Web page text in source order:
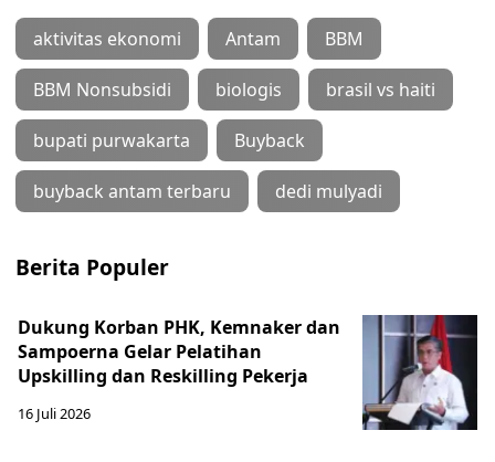
aktivitas ekonomi Antam BBM
BBM Nonsubsidi biologis brasil vs haiti
bupati purwakarta Buyback
buyback antam terbaru dedi mulyadi
Berita Populer
Dukung Korban PHK, Kemnaker dan
Sampoerna Gelar Pelatihan
Upskilling dan Reskilling Pekerja
16 Juli 2026